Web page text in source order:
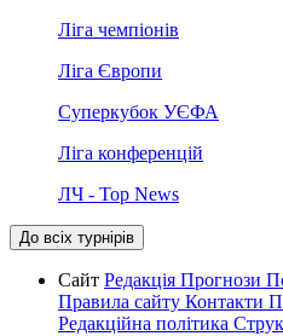
Ліга чемпіонів
Ліга Європи
Суперкубок УЄФА
Ліга конференцій
ЛЧ - Top News
До всіх турнірів
Сайт Редакція Прогнози
Правила сайту Контакти
Редакційна політика